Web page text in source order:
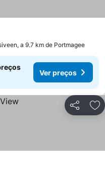
a 9.7 km de Portmagee
Ver preços
Partilhar